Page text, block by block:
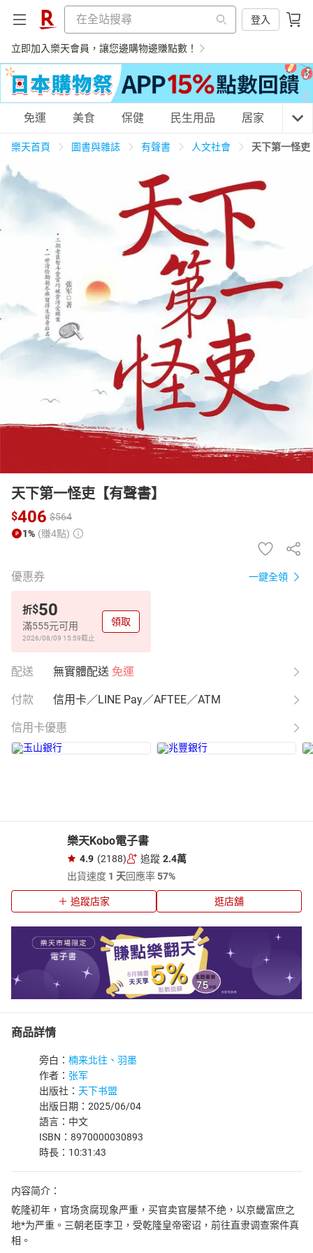
登入
立即加入樂天會員，讓您邊購物邊賺點數！
購物網分類
天天免運 養生保健 民生用品
居家生活 3C家電 運動休閒 親子玩具
女裝 男裝 化妝保養
電子/紙本書
HOT
免運 美食 保健 民生用品 居家 3C
樂天首頁 圖書與雜誌 有聲書 人文社會 天下第一怪
天下第一怪吏【有聲書】
$406 $564
1% (賺4點)
優惠券 一鍵全領
折$50
滿555元可用
2026/08/09 15:59截止
領取
配送 無實體配送 免運
付款 信用卡／LINE Pay／AFTEE／ATM
信用卡優惠
樂天Kobo電子書
4.9 (2188) 追蹤 2.4萬
出貨速度 1 天回應率57%
追蹤店家 逛店舖
商品詳情
旁白： 楠来北往、羽墨
作者： 张军
出版社： 天下书盟
出版日期：2025/06/04
語言：中文
ISBN：8970000030893
時長：10:31:43
内容简介：
乾隆初年，官场贪腐现象严重，买官卖官屡禁不绝，以京畿富庶之
地*为严重。三朝老臣李卫，受乾隆皇帝密诏，前往直隶调查案件真
相。